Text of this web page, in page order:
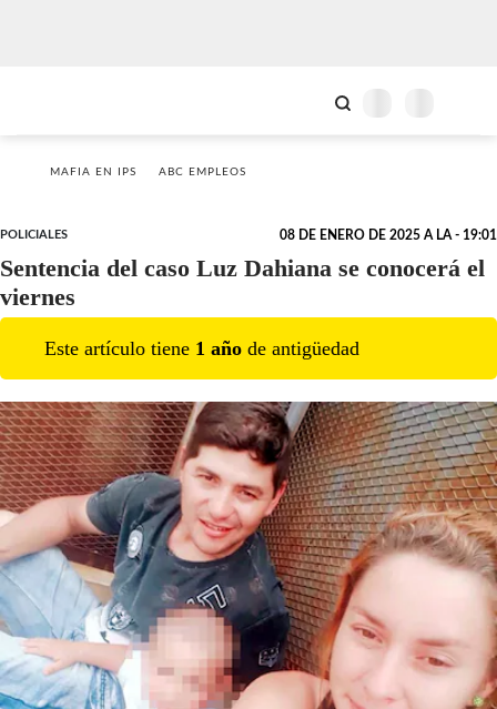
MAFIA EN IPS ABC EMPLEOS
POLICIALES 08 DE ENERO DE 2025 A LA - 19:01
Sentencia del caso Luz Dahiana se conocerá el
viernes
Este artículo tiene 1 año de antigüedad